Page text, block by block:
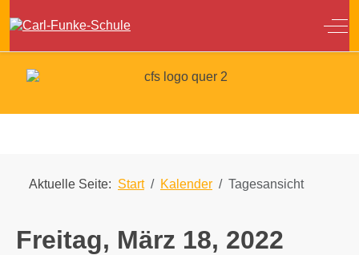
Off-
Aktuelle Seite: Start Kalender Tagesansicht
Freitag, März 18, 2022